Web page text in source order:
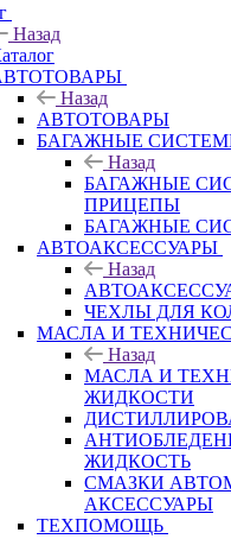
Назад
Назад
АВТОТОВАРЫ
БАГАЖНЫЕ
Назад
БАГАЖНЫЕ
ПРИЦЕПЫ
БАГАЖНЫЕ
АВТОАКСЕССУАРЫ
Назад
ЧЕХЛЫ ДЛЯ
МАСЛА И
Назад
МАСЛА И
ЖИДКОСТИ
ЖИДКОСТЬ
СМАЗКИ
АКСЕССУАРЫ
ТЕХПОМОЩЬ